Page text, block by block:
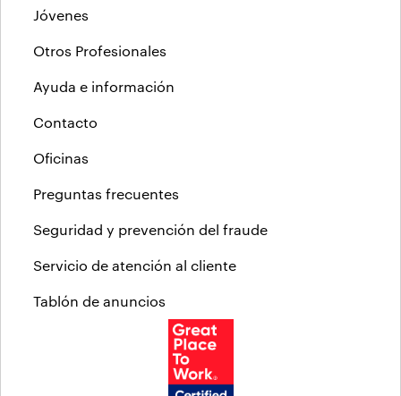
Jóvenes
Otros Profesionales
Ayuda e información
Contacto
Oficinas
Preguntas frecuentes
Seguridad y prevención del fraude
Servicio de atención al cliente
Tablón de anuncios